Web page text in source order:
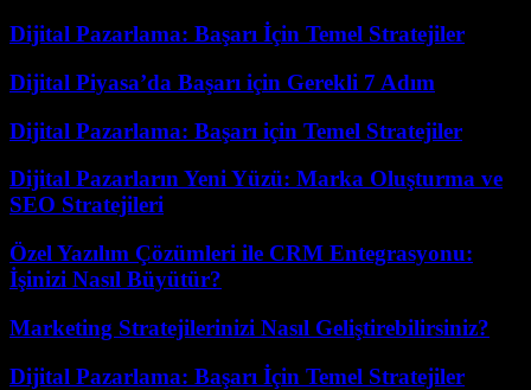
Dijital Pazarlama: Başarı İçin Temel Stratejiler
Dijital Piyasa’da Başarı için Gerekli 7 Adım
Dijital Pazarlama: Başarı için Temel Stratejiler
Dijital Pazarların Yeni Yüzü: Marka Oluşturma ve
SEO Stratejileri
Özel Yazılım Çözümleri ile CRM Entegrasyonu:
İşinizi Nasıl Büyütür?
Marketing Stratejilerinizi Nasıl Geliştirebilirsiniz?
Dijital Pazarlama: Başarı İçin Temel Stratejiler